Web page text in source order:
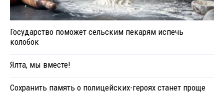
Государство поможет сельским пекарям испечь
колобок
Ялта, мы вместе!
Сохранить память о полицейских-героях станет проще